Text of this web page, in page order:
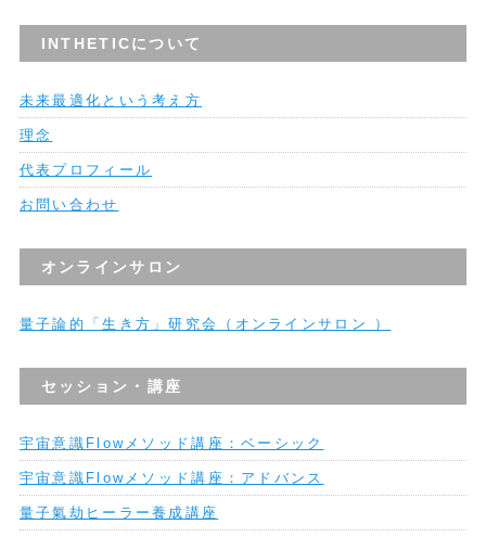
INTHETICについて
未来最適化という考え方
理念
代表プロフィール
お問い合わせ
オンラインサロン
量子論的「生き方」研究会（オンラインサロン ）
セッション・講座
宇宙意識Flowメソッド講座：ベーシック
宇宙意識Flowメソッド講座：アドバンス
量子氣劫ヒーラー養成講座